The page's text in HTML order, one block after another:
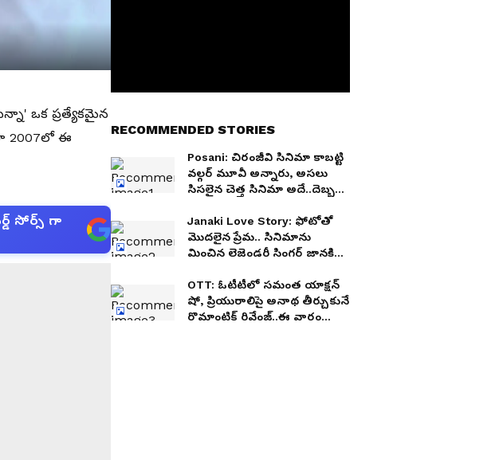
ఒక ప్రత్యేకమైన
2007లో ఈ
సోర్స్ గా
RECOMMENDED STORIES
Posani: చిరంజీవి సినిమా కాబట్టి
వల్గర్ మూవీ అన్నారు, అసలు
సిసలైన చెత్త సినిమా అదే..దెబ్బకు
Janaki Love Story: ఫోటోతో
మొదలైన ప్రేమ.. సినిమాను
మించిన లెజెండరీ సింగర్‌ జానకి
OTT: ఓటీటీలో సమంత యాక్షన్
షో, ప్రియురాలిపై అనాథ తీర్చుకునే
రొమాంటిక్ రివేంజ్..ఈ వారం